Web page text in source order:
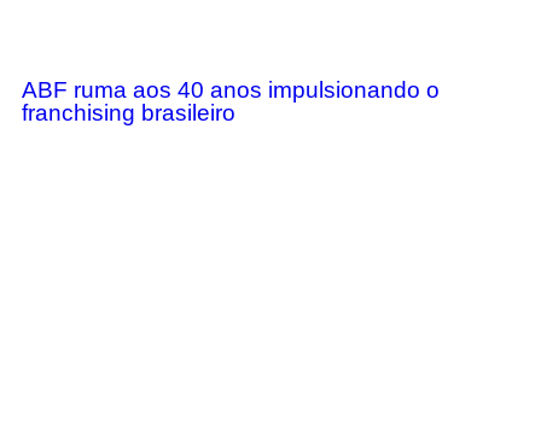
ABF ruma aos 40 anos impulsionando o
franchising brasileiro